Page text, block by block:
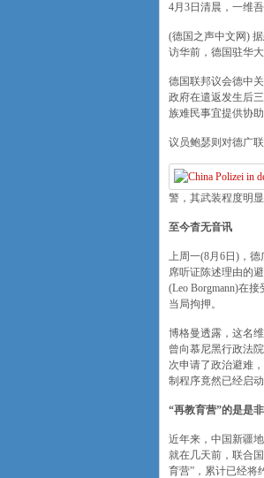
4月3日清晨，一维
(德国之声中文网)
访华前，德国驻华
德国联邦议会德中
政府在遣返发生后
族难民事宜提供协
议员鲍瑟则对德广
警，其武装程度明显
至今杳无音讯
上周一(8月6日)，
席听证陈述理由的
(Leo Borgmann)在
当局拘押。
博格曼透露，这名
曾向慕尼黑行政法
次申请了政治避难
制程序竟然已经启
“再教育营”的是是
近年来，中国新疆
就在几天前，联合
育营”，累计已经将